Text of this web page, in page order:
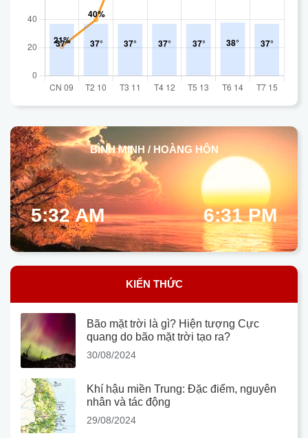
BÌNH MINH / HOÀNG HÔN
5:32 AM 6:31 PM
KIẾN THỨC
Bão mặt trời là gì? Hiện tượng Cực
quang do bão mặt trời tạo ra?
30/08/2024
Khí hậu miền Trung: Đặc điểm, nguyên
nhân và tác động
29/08/2024